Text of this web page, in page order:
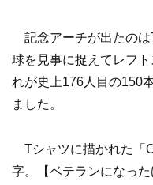
記念アーチが出たのは
球を見事に捉えてレフ
れが史上176人目の150
ました。
Tシャツに描かれた「
字。【ベテランになっ